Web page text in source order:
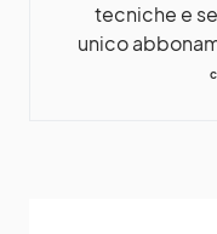
tecniche e
unico